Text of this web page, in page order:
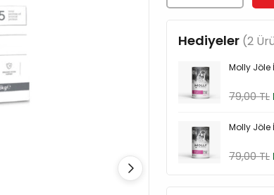
Hediyeler (2
Molly Jöle
79,00 TL
Molly Jöle
79,00 TL